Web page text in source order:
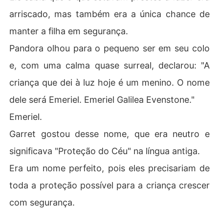
arriscado, mas também era a única chance de
manter a filha em segurança.
Pandora olhou para o pequeno ser em seu colo
e, com uma calma quase surreal, declarou: "A
criança que dei à luz hoje é um menino. O nome
dele será Emeriel. Emeriel Galilea Evenstone."
Emeriel.
Garret gostou desse nome, que era neutro e
significava "Proteção do Céu" na língua antiga.
Era um nome perfeito, pois eles precisariam de
toda a proteção possível para a criança crescer
com segurança.